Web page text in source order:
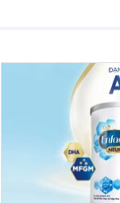
thể gì, hãy cùng
hiểu ngay trong bài